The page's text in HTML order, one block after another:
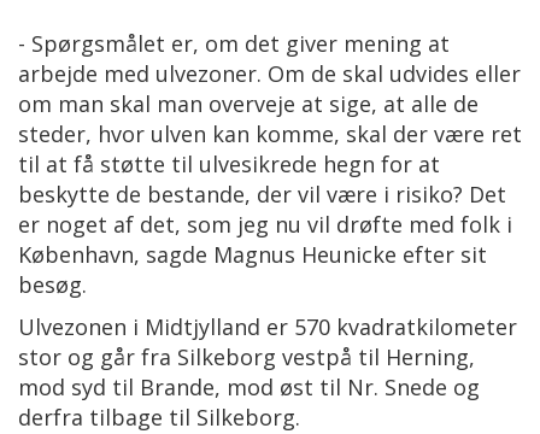
- Spørgsmålet er, om det giver mening at
arbejde med ulvezoner. Om de skal udvides eller
om man skal man overveje at sige, at alle de
steder, hvor ulven kan komme, skal der være ret
til at få støtte til ulvesikrede hegn for at
beskytte de bestande, der vil være i risiko? Det
er noget af det, som jeg nu vil drøfte med folk i
København, sagde Magnus Heunicke efter sit
besøg.
Ulvezonen i Midtjylland er 570 kvadratkilometer
stor og går fra Silkeborg vestpå til Herning,
mod syd til Brande, mod øst til Nr. Snede og
derfra tilbage til Silkeborg.